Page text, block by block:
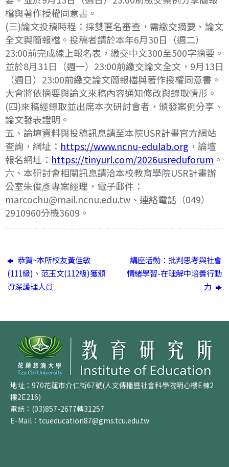
檔與著作授權同意書。
(三)論文投稿時程：採雙匿名審查，需繳交摘要、論文
全文與簡報檔。投稿者請於本年6月30日（週二）
23:00前完成線上報名表，繳交中文300至500字摘要。
並於8月31日（週一）23:00前繳交論文全文，9月13日
（週日）23:00前繳交論文簡報檔與著作授權同意書。
大會將依摘要與論文來稿內容通知修改與錄取情形。
(四)來稿經錄取並出席本次研討會者，頒發案例分享、
論文發表證明。
五、論壇資料與投稿訊息請至本院USR計畫官方網站
查詢，網址： https://www.ncnu-edulab.org ，論壇
報名網址： https://tinyurl.com/2026usreduforum 。
六、本研討會相關訊息請洽本校教育學院USR計畫辦
公室朱俊彥專案經理，電子郵件：
marcochu@mail.ncnu.edu.tw、連絡電話（049）
2910960分機3609。
恭賀~本所校友黃佳敏
(111級)、范玉文(112級)獲頒
資深護理人員
講座活動：批判思考與社會
情緒學習-在理解中培養行動
力
地址：970花蓮市介仁街67號(人文傳播暨社會科學院明心樓E棟2
樓2E216)
電話：(03)857-2677轉31257
E-Mail： tcueducation87@gms.tcu.edu.tw